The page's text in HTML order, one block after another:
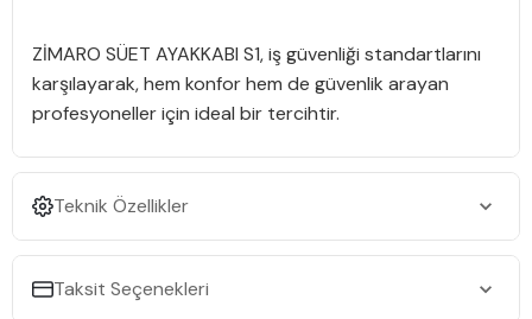
ZİMARO SÜET AYAKKABI S1, iş güvenliği standartlarını
karşılayarak, hem konfor hem de güvenlik arayan
profesyoneller için ideal bir tercihtir.
Teknik Özellikler
Taksit Seçenekleri